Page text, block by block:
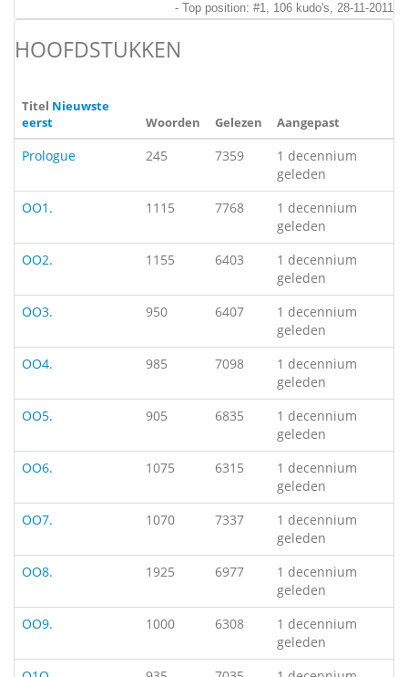
- Top position: #1, 106 kudo's, 28-11-2011
HOOFDSTUKKEN
Titel Nieuwste
eerst
Woorden Gelezen Aangepast
Prologue 245 7359
1 decennium
geleden
OO1.
1115 7768
1 decennium
geleden
OO2.
1155 6403
1 decennium
geleden
OO3.
950 6407
1 decennium
geleden
OO4.
985 7098
1 decennium
geleden
OO5.
905 6835
1 decennium
geleden
OO6.
1075 6315
1 decennium
geleden
OO7.
1070 7337
1 decennium
geleden
OO8.
1925 6977
1 decennium
geleden
OO9.
1000 6308
1 decennium
geleden